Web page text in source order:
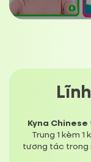
Kyna Chinese
Trung 1 kèm
tương tác trong